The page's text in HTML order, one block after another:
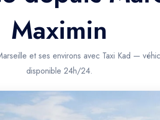
Maximin
et ses environs avec Taxi Kad —
disponible 24h/24.